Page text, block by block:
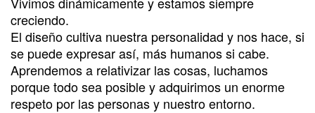
creciendo.
El diseño cultiva nuestra personalidad y nos hace, si
se puede expresar así, más humanos si cabe.
Aprendemos a relativizar las cosas, luchamos
porque todo sea posible y adquirimos un enorme
respeto por las personas y nuestro entorno.